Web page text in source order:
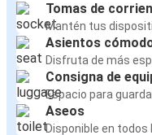
Tomas de
Mantén tus
Asientos
Disfruta de más
Consigna de
Espacio para
Aseos
Disponible en todos